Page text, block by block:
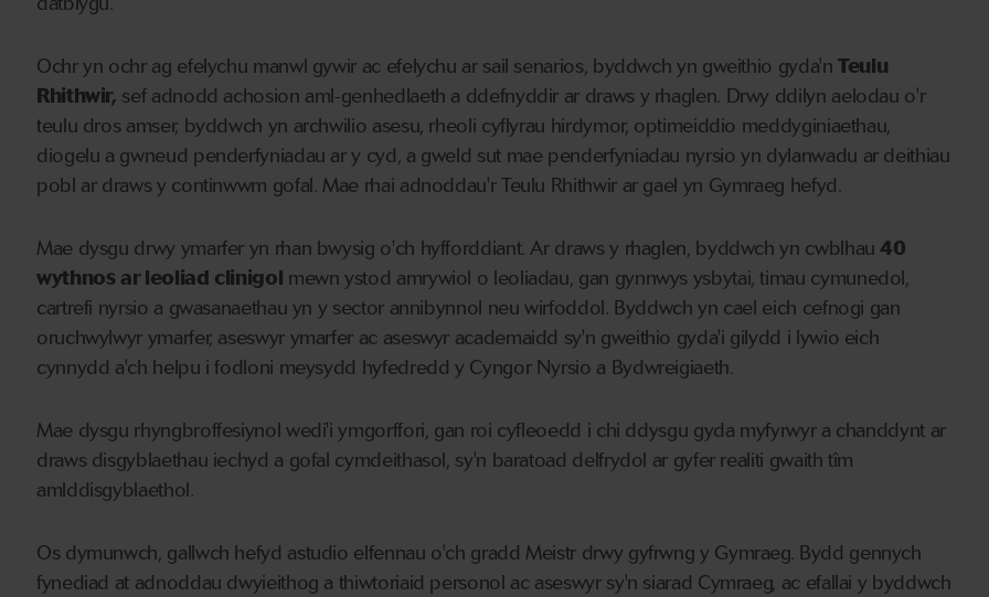
Ochr yn ochr ag efelychu manwl gywir ac efelychu ar sail senarios, byddwch yn gweithio gyda'nTeulu
Rhithwir, sef adnodd achosion aml-genhedlaeth a ddefnyddir ar draws y rhaglen. Drwy ddilyn aelodau o'r
teulu dros amser, byddwch yn archwilio asesu, rheoli cyflyrau hirdymor, optimeiddio meddyginiaethau,
diogelu a gwneud penderfyniadau ar y cyd, a gweld sut mae penderfyniadau nyrsio yn dylanwadu ar deithiau
pobl ar draws y continwwm gofal. Mae rhai adnoddau'r Teulu Rhithwir ar gael yn Gymraeg hefyd.
Mae dysgu drwy ymarfer yn rhan bwysig o'ch hyfforddiant. Ar draws y rhaglen, byddwch yn cwblhau40
wythnos ar leoliad clinigol mewn ystod amrywiol o leoliadau, gan gynnwys ysbytai, timau cymunedol,
cartrefi nyrsio a gwasanaethau yn y sector annibynnol neu wirfoddol. Byddwch yn cael eich cefnogi gan
oruchwylwyr ymarfer, aseswyr ymarfer ac aseswyr academaidd sy'n gweithio gyda'i gilydd i lywio eich
cynnydd a'ch helpu i fodloni meysydd hyfedredd y Cyngor Nyrsio a Bydwreigiaeth.
Mae dysgu rhyngbroffesiynol wedi'i ymgorffori, gan roi cyfleoedd i chi ddysgu gyda myfyrwyr a chanddynt ar
draws disgyblaethau iechyd a gofal cymdeithasol, sy'n baratoad delfrydol ar gyfer realiti gwaith tîm
amlddisgyblaethol.
Os dymunwch, gallwch hefyd astudio elfennau o'ch gradd Meistr drwy gyfrwng y Gymraeg. Bydd gennych
fynediad at adnoddau dwyieithog a thiwtoriaid personol ac aseswyr sy'n siarad Cymraeg, ac efallai y byddwch